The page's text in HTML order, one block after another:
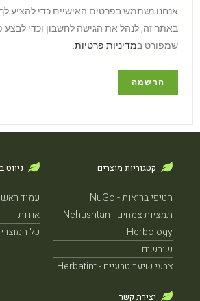
אנחנו נשתמש בפרטים האישיים כדי להציע
באתר זה, לנהל את הגישה לחשבון וכדי לבצע
שמפורט במדיניות פרטיות
הרשמה
קטגוריות מוצרים
חטיפי בריאות - NuGo
תמציות צמחים - Nehushtan
Herbology
שורשים
צבעי שיער טבעיים - Herbatint
ניווט
עמוד
אודות
כל
יצירת קשר